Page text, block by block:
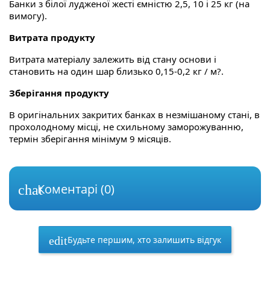
Банки з білої лудженої жесті ємністю 2,5, 10 і 25 кг (на
вимогу).
Витрата продукту
Витрата матеріалу залежить від стану основи і
становить на один шар близько 0,15-0,2 кг / м?.
Зберігання продукту
В оригінальних закритих банках в незмішаному стані, в
прохолодному місці, не схильному заморожуванню,
термін зберігання мінімум 9 місяців.
chatКоментарі (0)
editБудьте першим, хто залишить відгук